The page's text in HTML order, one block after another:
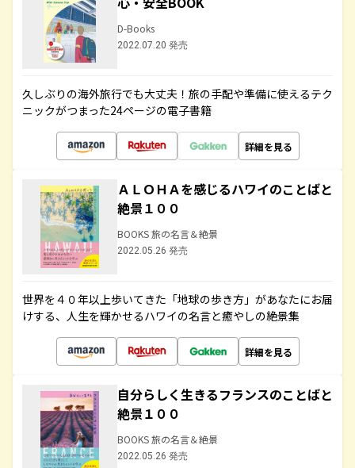
D-Books
2022.07.20 発売
久しぶりの海外旅行でも大丈夫！旅の手配や準備に使えるテク
ニックがつまった24ページの電子書籍
詳細を見る
ＡＬＯＨＡを感じるハワイのことばと
絶景１００
BOOKS 旅の名言＆絶景
2022.05.26 発売
世界を４０年以上歩いてきた「地球の歩き方」があなたにお届
けする、人生を輝かせるハワイの名言と癒やしの絶景集
詳細を見る
自分らしく生きるフランスのことばと
絶景１００
BOOKS 旅の名言＆絶景
2022.05.26 発売